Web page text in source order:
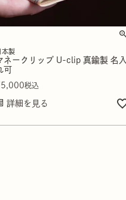
本製
ネークリップ U-clip 真鍮製 名入
可
5,000税込
詳細を見る